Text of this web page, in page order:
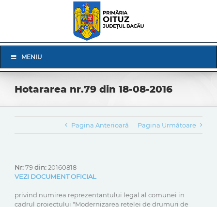
Navigation
MENIU
Hotararea nr.79 din 18-08-2016
Pagina Anterioară Pagina Următoare
Nr:79din:20160818
VEZI DOCUMENT OFICIAL
privind numirea reprezentantului legal al comunei in
cadrul proiectului "Modernizarea retelei de drumuri de